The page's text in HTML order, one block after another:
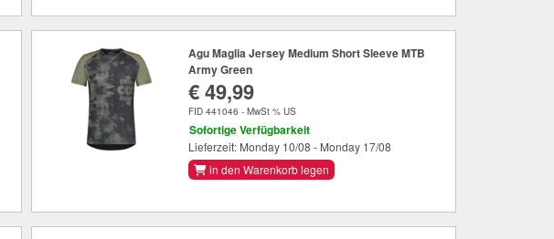
Agu Maglia Jersey Medium Short Sleeve MTB
Army Green
€ 49,99
FID 441046 - MwSt % US
Sofortige Verfügbarkeit
Lieferzeit: Monday 10/08 - Monday 17/08
in den Warenkorb legen